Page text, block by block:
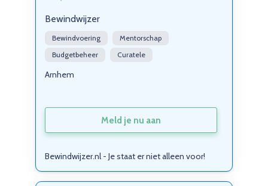
Bewindwijzer
Bewindvoering
Mentorschap
Budgetbeheer
Curatele
Arnhem
Meld je nu aan
Bewindwijzer.nl - Je staat er niet alleen voor!